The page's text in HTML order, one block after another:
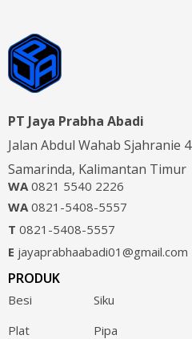
PT Jaya Prabha Abadi
Jalan Abdul Wahab Sjahranie 4
Samarinda, Kalimantan Timur
WA0821 5540 2226
WA0821-5408-5557
T 0821-5408-5557
E jayaprabhaabadi01@gmail.com
PRODUK
Besi
Siku
Plat
Pipa